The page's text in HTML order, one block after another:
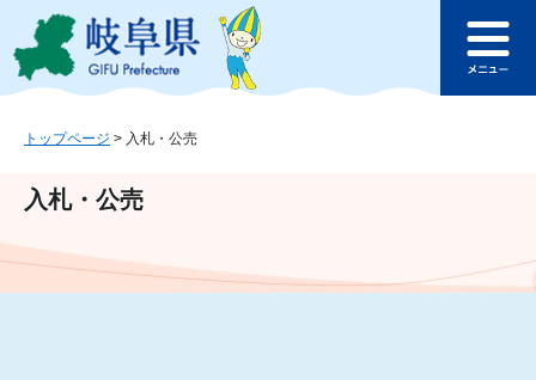
ジ
ュ
文
このページの本文へ
ュ
トップページ > 入札・公売
入札・公売